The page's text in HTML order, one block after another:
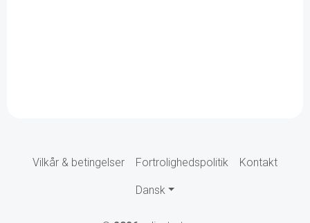
Vilkår & betingelser Fortrolighedspolitik Kontakt
Dansk